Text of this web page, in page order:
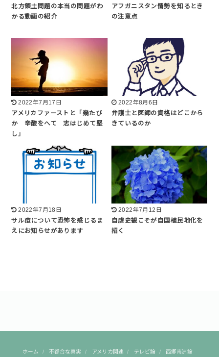
北方領土問題の本当の問題がわ
かる動画の紹介
アフガニスタン情勢を知るとき
の注意点
2022年7月17日
アメリカファーストと「幾たび
か 辛酸をへて 志はじめて堅
し」
2022年8月6日
弁護士と医師の資格はどこから
きているのか
2022年7月18日
サル痘について恐怖を感じるま
えにお知らせがあります
2022年7月12日
自虐史観こそが自国植民地化を
招く
ホーム 不都合な真実 アメリカ関連 テレビ論 西郷南洲論